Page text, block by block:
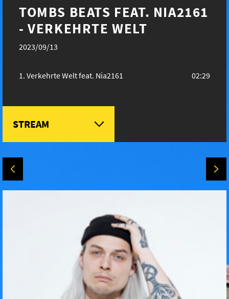
TOMBS BEATS FEAT. NIA2161
- VERKEHRTE WELT
2023/09/13
Verkehrte Welt feat. Nia2161 02:29
STREAM